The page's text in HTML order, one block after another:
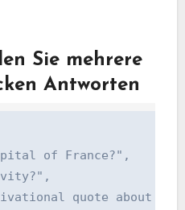
Sie mehrere
Antworten
of France?",
quote about